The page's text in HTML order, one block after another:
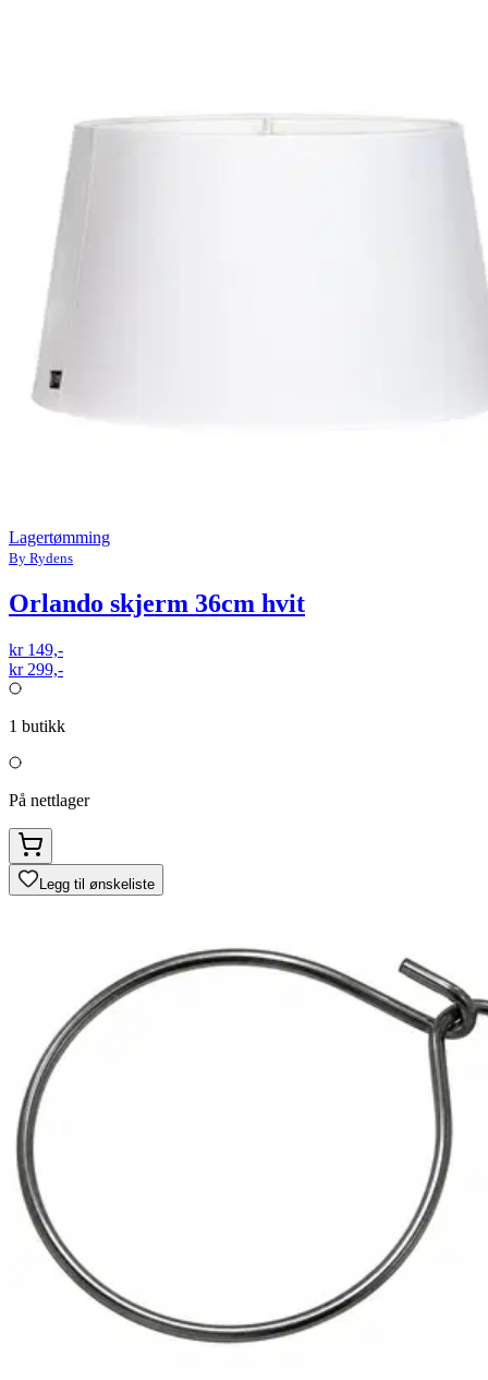
Lagertømming
By Rydens
Orlando skjerm 36cm hvit
kr 149,-
kr 299,-
1 butikk
På nettlager
Legg til ønskeliste